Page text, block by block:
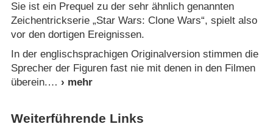
Sie ist ein Prequel zu der sehr ähnlich genannten
Zeichentrickserie „Star Wars: Clone Wars“, spielt also
vor den dortigen Ereignissen.
In der englischsprachigen Originalversion stimmen die
Sprecher der Figuren fast nie mit denen in den Filmen
überein.
Weiterführende Links